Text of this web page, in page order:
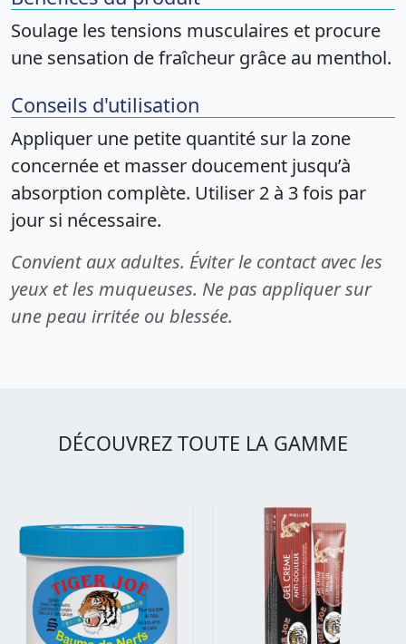
Soulage les tensions musculaires et procure
une sensation de fraîcheur grâce au menthol.
Conseils d'utilisation
Appliquer une petite quantité sur la zone
concernée et masser doucement jusqu’à
absorption complète. Utiliser 2 à 3 fois par
jour si nécessaire.
Convient aux adultes. Éviter le contact avec les
yeux et les muqueuses. Ne pas appliquer sur
une peau irritée ou blessée.
DÉCOUVREZ TOUTE LA GAMME